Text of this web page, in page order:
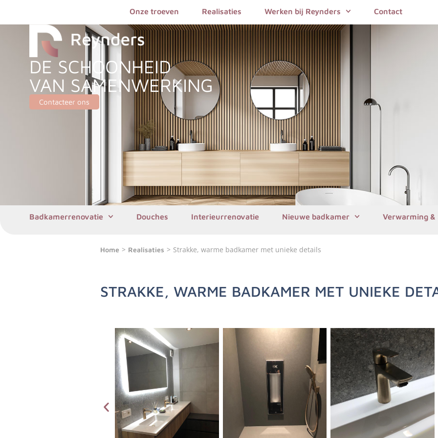
Onze troeven Realisaties Werken bij Reynders Contact
DE SCHOONHEID
VAN SAMENWERKING
Contacteer ons
Badkamerrenovatie Douches Interieurrenovatie Nieuwe badkamer Verwarming &
Home > Realisaties > Strakke, warme badkamer met unieke details
STRAKKE, WARME BADKAMER MET UNIEKE